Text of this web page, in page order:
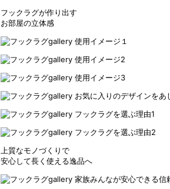
フックラグが作り出す
お部屋の立体感
上質なモノづくりで
安心して長く使える逸品へ